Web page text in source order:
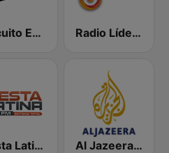
Circuito Exitos 99.9 FM Radio Líder España
Fiesta Latina 106.1 FM Al Jazeera Arabic (قناة الجزيرة)